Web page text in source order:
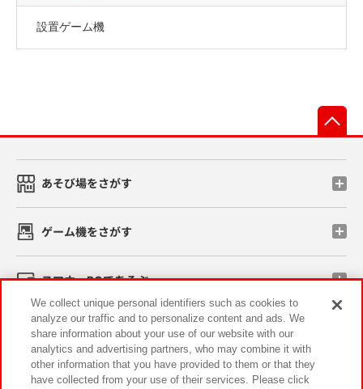
設置ゲーム機
あそび場をさがす
ゲーム機をさがす
スマホ・PCであそぶ
イベント・キャンペーン
We collect unique personal identifiers such as cookies to
analyze our traffic and to personalize content and ads. We
share information about your use of our website with our
analytics and advertising partners, who may combine it with
other information that you have provided to them or that they
have collected from your use of their services. Please click